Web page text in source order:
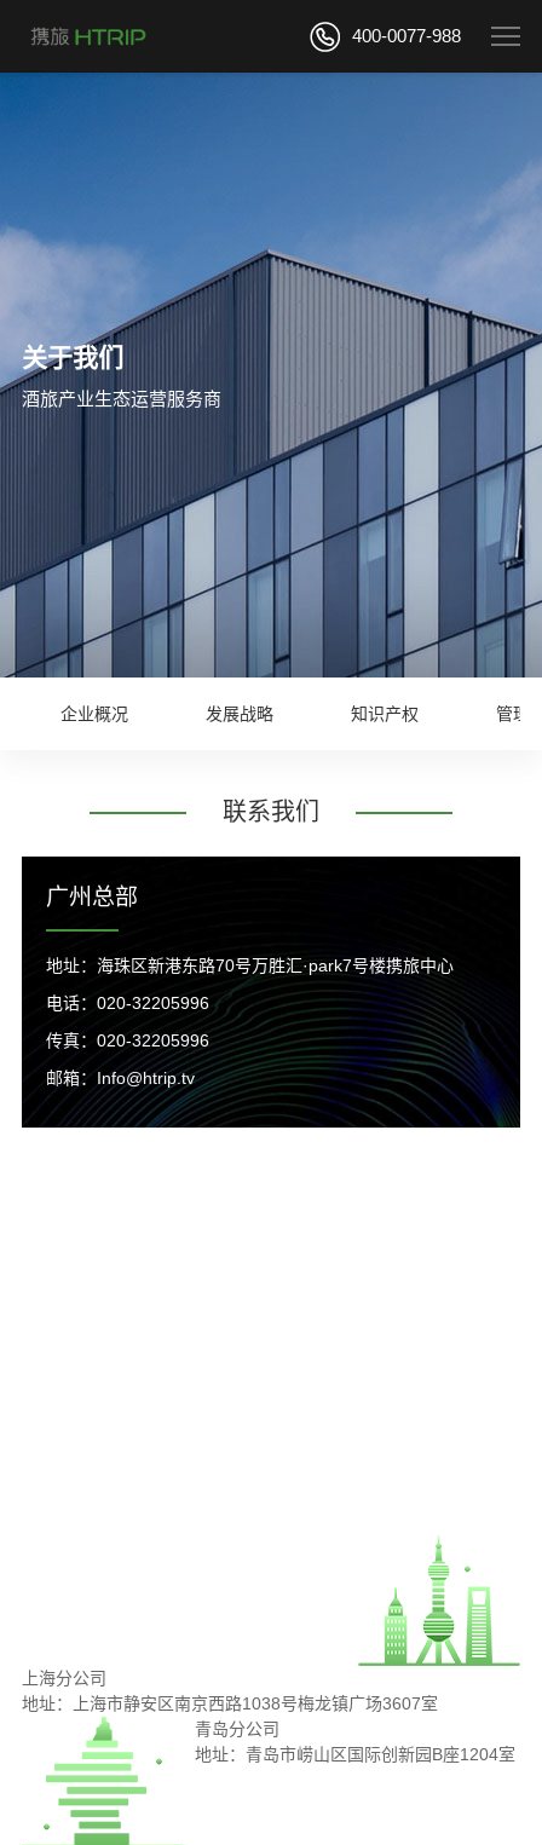
400-0077-988
关于我们
酒旅产业生态运营服务商
企业概况 发展战略 知识产权 管理
联系我们
广州总部
地址：海珠区新港东路70号万胜汇·park7号楼携旅中心
电话：020-32205996
传真：020-32205996
邮箱：Info@htrip.tv
上海分公司
地址：上海市静安区南京西路1038号梅龙镇广场3607室
青岛分公司
地址：青岛市崂山区国际创新园B座1204室